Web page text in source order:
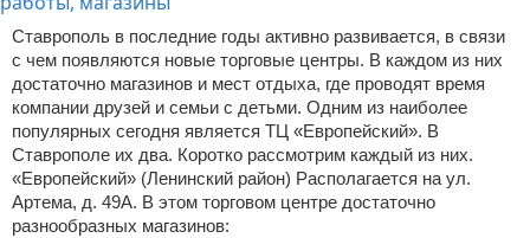
Ставрополь в последние годы активно развивается, в связи
с чем появляются новые торговые центры. В каждом из них
достаточно магазинов и мест отдыха, где проводят время
компании друзей и семьи с детьми. Одним из наиболее
популярных сегодня является ТЦ «Европейский». В
Ставрополе их два. Коротко рассмотрим каждый из них.
«Европейский» (Ленинский район) Располагается на ул.
Артема, д. 49А. В этом торговом центре достаточно
разнообразных магазинов: